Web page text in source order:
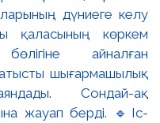
дүниеге келу
қаласының көркем
айналған
шығармашылық
Сондай-ақ
жауап берді. 🔹Іс-